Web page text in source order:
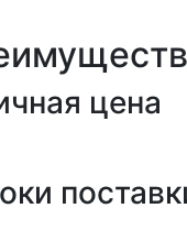
цена